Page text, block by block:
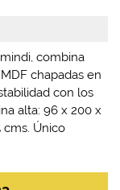
combina
chapadas en
con los
alta: 96 x 200 x
cms. Único